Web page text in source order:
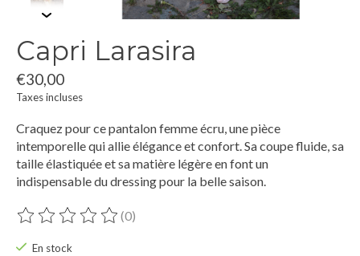
Capri Larasira
€30,00
Taxes incluses
Craquez pour ce pantalon femme écru, une pièce
intemporelle qui allie élégance et confort. Sa coupe fluide, sa
taille élastiquée et sa matière légère en font un
indispensable du dressing pour la belle saison.
Ce produit est évalué à
(0)
En stock